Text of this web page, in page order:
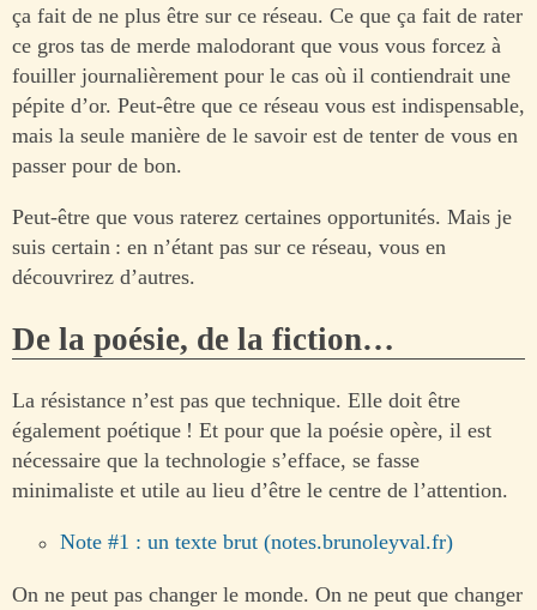
ça fait de ne plus être sur ce réseau. Ce que ça fait de rater
ce gros tas de merde malodorant que vous vous forcez à
fouiller journalièrement pour le cas où il contiendrait une
pépite d’or. Peut-être que ce réseau vous est indispensable,
mais la seule manière de le savoir est de tenter de vous en
passer pour de bon.
Peut-être que vous raterez certaines opportunités. Mais je
suis certain : en n’étant pas sur ce réseau, vous en
découvrirez d’autres.
De la poésie, de la fiction…
La résistance n’est pas que technique. Elle doit être
également poétique ! Et pour que la poésie opère, il est
nécessaire que la technologie s’efface, se fasse
minimaliste et utile au lieu d’être le centre de l’attention.
Note #1 : un texte brut (notes.brunoleyval.fr)
On ne peut pas changer le monde. On ne peut que changer